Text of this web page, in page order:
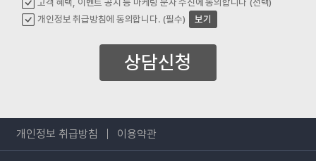
고객 혜택, 이벤트 공지 등 마케팅 문자 수신에 동의합니다 (선택)
개인정보 취급방침에 동의합니다. (필수)
보기
상담신청
개인정보 취급방침 이용약관